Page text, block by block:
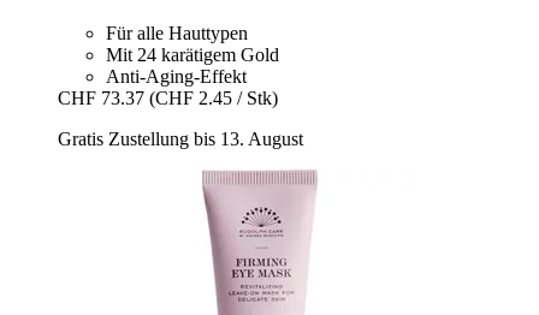
Für alle Hauttypen
Mit 24 karätigem Gold
Anti-Aging-Effekt
CHF 73.37 (CHF 2.45 / Stk)
Gratis Zustellung bis 13. August